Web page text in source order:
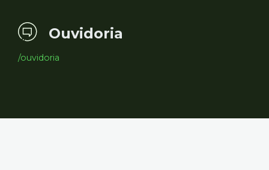
Ouvidoria
/ouvidoria